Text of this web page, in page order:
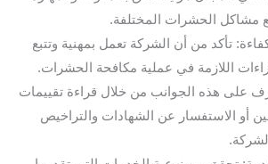
مشاكل الحشرات المختلفة.
تأكد من أن الشركة تعمل بمهنية وتتبع
اللازمة في عملية مكافحة الحشرات.
على هذه الجوانب من خلال قراءة تقييمات
أو الاستفسار عن الشهادات والتراخيص